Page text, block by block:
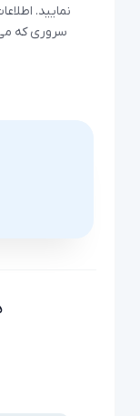
نمایید.
سروری که می